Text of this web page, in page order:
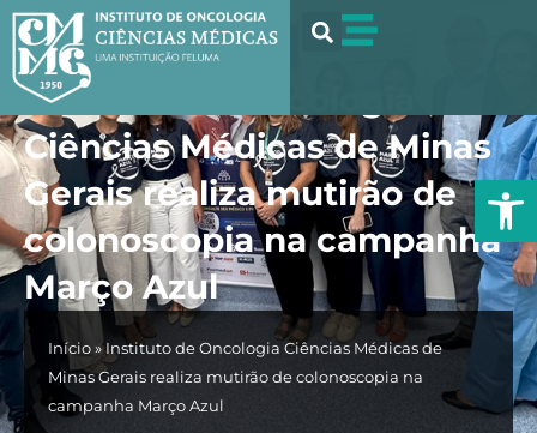
Abrir
para
conteúdo
Instituto de Oncologia
Ciências Médicas de Minas
Gerais realiza mutirão de
colonoscopia na campanha
Março Azul
Início »Instituto de Oncologia Ciências Médicas de
Minas Gerais realiza mutirão de colonoscopia na
campanha Março Azul